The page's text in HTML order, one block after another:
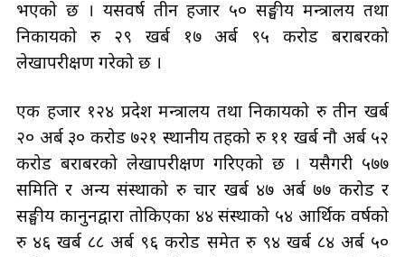
भएको छ । यसवर्ष तीन हजार ५० सङ्घीय मन्त्रालय तथा
निकायको रु २९ खर्ब १७ अर्ब ९५ करोड बराबरको
लेखापरीक्षण गरेको छ ।
एक हजार १२४ प्रदेश मन्त्रालय तथा निकायको रु तीन खर्ब
२० अर्ब ३० करोड ७२१ स्थानीय तहको रु ११ खर्ब नौ अर्ब ५२
करोड बराबरको लेखापरीक्षण गरिएको छ । यसैगरी ५७७
समिति र अन्य संस्थाको रु चार खर्ब ४७ अर्ब ७७ करोड र
सङ्घीय कानुनद्वारा तोकिएका ४४ संस्थाको ५४ आर्थिक वर्षको
रु ४६ खर्ब ८८ अर्ब ९६ करोड समेत रु ९४ खर्ब ८४ अर्ब ५०